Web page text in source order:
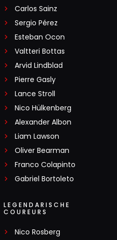
Carlos Sainz
Sergio Pérez
Esteban Ocon
Valtteri Bottas
Arvid Lindblad
Pierre Gasly
Lance Stroll
Nico Hülkenberg
Alexander Albon
Liam Lawson
Oliver Bearman
Franco Colapinto
Gabriel Bortoleto
LEGENDARISCHE
COUREURS
Nico Rosberg